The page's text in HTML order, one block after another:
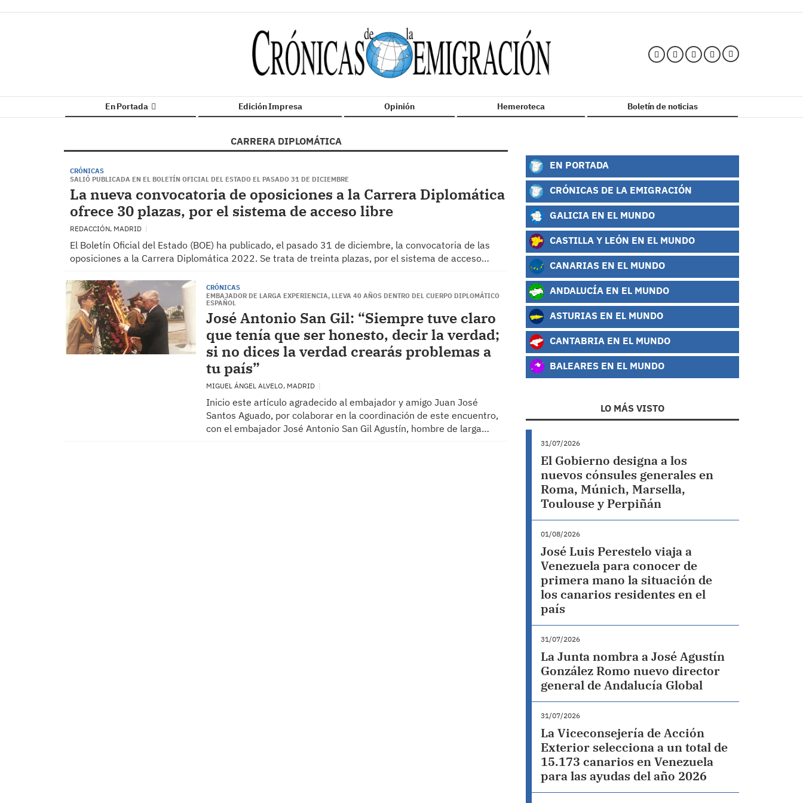
En Portada Edición Impresa Opinión Hemeroteca Boletín de noticias
CARRERA DIPLOMÁTICA
CRÓNICAS
SALIÓ PUBLICADA EN EL BOLETÍN OFICIAL DEL ESTADO EL PASADO 31 DE DICIEMBRE​
La nueva convocatoria de oposiciones a la Carrera Diplomática
ofrece 30 plazas, por el sistema de acceso libre
REDACCIÓN, MADRID
El Boletín Oficial del Estado (BOE) ha publicado, el pasado 31 de diciembre, la convocatoria de las
oposiciones a la Carrera Diplomática 2022. Se trata de treinta plazas, por el sistema de acceso…
CRÓNICAS
EMBAJADOR DE LARGA EXPERIENCIA, LLEVA 40 AÑOS DENTRO DEL CUERPO DIPLOMÁTICO
ESPAÑOL
José Antonio San Gil: “Siempre tuve claro
que tenía que ser honesto, decir la verdad;
si no dices la verdad crearás problemas a
tu país”
MIGUEL ÁNGEL ALVELO, MADRID
Inicio este artículo agradecido al embajador y amigo Juan José
Santos Aguado, por colaborar en la coordinación de este encuentro,
con el embajador José Antonio San Gil Agustín, hombre de larga…
EN PORTADA
CRÓNICAS DE LA EMIGRACIÓN
GALICIA EN EL MUNDO
CASTILLA Y LEÓN EN EL MUNDO
CANARIAS EN EL MUNDO
ANDALUCÍA EN EL MUNDO
ASTURIAS EN EL MUNDO
CANTABRIA EN EL MUNDO
BALEARES EN EL MUNDO
LO MÁS VISTO
31/07/2026
El Gobierno designa a los
nuevos cónsules generales en
Roma, Múnich, Marsella,
Toulouse y Perpiñán
01/08/2026
José Luis Perestelo viaja a
Venezuela para conocer de
primera mano la situación de
los canarios residentes en el
país
31/07/2026
La Junta nombra a José Agustín
González Romo nuevo director
general de Andalucía Global
31/07/2026
La Viceconsejería de Acción
Exterior selecciona a un total de
15.173 canarios en Venezuela
para las ayudas del año 2026